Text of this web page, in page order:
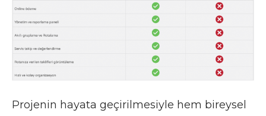
Projenin hayata geçirilmesiyle hem bireysel